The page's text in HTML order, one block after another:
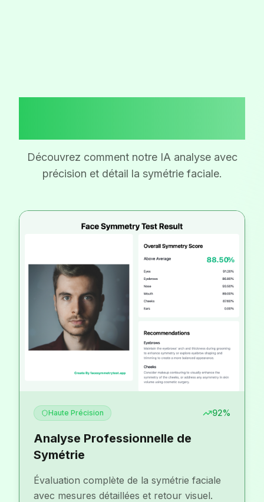
Découvrez comment notre IA analyse avec
précision et détail la symétrie faciale.
Haute Précision 92%
Analyse Professionnelle de
Symétrie
Évaluation complète de la symétrie faciale
avec mesures détaillées et retour visuel.